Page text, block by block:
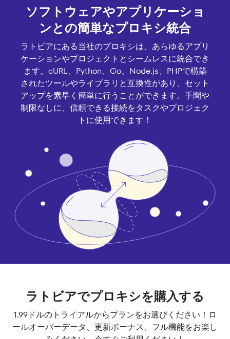
ソフトウェアやアプリケーショ
ンとの簡単なプロキシ統合
ラトビアにある当社のプロキシは、あらゆるアプリ
ケーションやプロジェクトとシームレスに統合でき
ます。cURL、Python、Go、Node.js、PHPで構築
されたツールやライブラリと互換性があり、セット
アップを素早く簡単に行うことができます。手間や
制限なしに、信頼できる接続をタスクやプロジェク
トに使用できます！
ラトビアでプロキシを購入する
1.99ドルのトライアルからプランをお選びください！ロ
ールオーバーデータ、更新ボーナス、フル機能をお楽し